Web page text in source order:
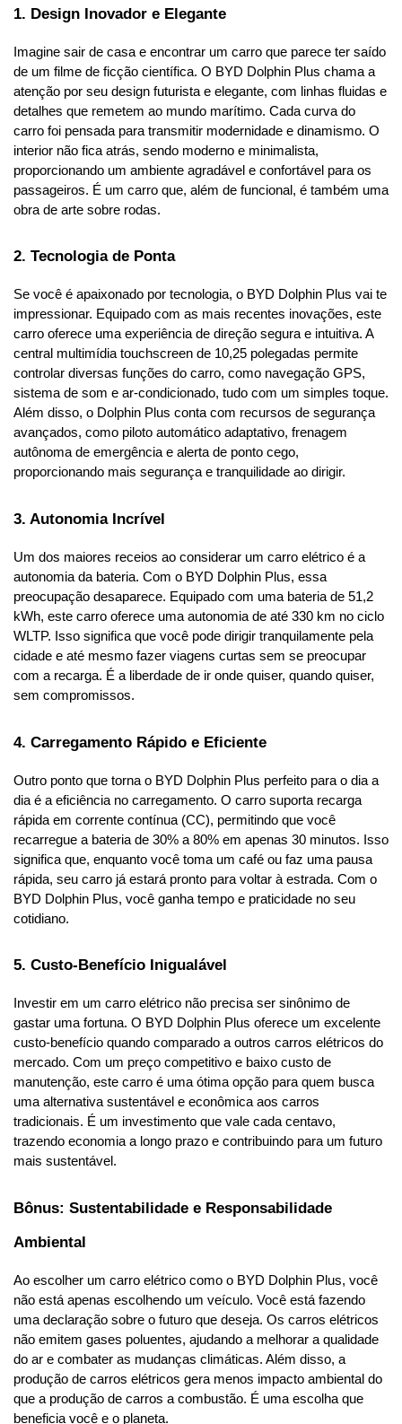
1. Design Inovador e Elegante
Imagine sair de casa e encontrar um carro que parece ter saído
de um filme de ficção científica. O BYD Dolphin Plus chama a
atenção por seu design futurista e elegante, com linhas fluidas e
detalhes que remetem ao mundo marítimo. Cada curva do
carro foi pensada para transmitir modernidade e dinamismo. O
interior não fica atrás, sendo moderno e minimalista,
proporcionando um ambiente agradável e confortável para os
passageiros. É um carro que, além de funcional, é também uma
obra de arte sobre rodas.
2. Tecnologia de Ponta
Se você é apaixonado por tecnologia, o BYD Dolphin Plus vai te
impressionar. Equipado com as mais recentes inovações, este
carro oferece uma experiência de direção segura e intuitiva. A
central multimídia touchscreen de 10,25 polegadas permite
controlar diversas funções do carro, como navegação GPS,
sistema de som e ar-condicionado, tudo com um simples toque.
Além disso, o Dolphin Plus conta com recursos de segurança
avançados, como piloto automático adaptativo, frenagem
autônoma de emergência e alerta de ponto cego,
proporcionando mais segurança e tranquilidade ao dirigir.
3. Autonomia Incrível
Um dos maiores receios ao considerar um carro elétrico é a
autonomia da bateria. Com o BYD Dolphin Plus, essa
preocupação desaparece. Equipado com uma bateria de 51,2
kWh, este carro oferece uma autonomia de até 330 km no ciclo
WLTP. Isso significa que você pode dirigir tranquilamente pela
cidade e até mesmo fazer viagens curtas sem se preocupar
com a recarga. É a liberdade de ir onde quiser, quando quiser,
sem compromissos.
4. Carregamento Rápido e Eficiente
Outro ponto que torna o BYD Dolphin Plus perfeito para o dia a
dia é a eficiência no carregamento. O carro suporta recarga
rápida em corrente contínua (CC), permitindo que você
recarregue a bateria de 30% a 80% em apenas 30 minutos. Isso
significa que, enquanto você toma um café ou faz uma pausa
rápida, seu carro já estará pronto para voltar à estrada. Com o
BYD Dolphin Plus, você ganha tempo e praticidade no seu
cotidiano.
5. Custo-Benefício Inigualável
Investir em um carro elétrico não precisa ser sinônimo de
gastar uma fortuna. O BYD Dolphin Plus oferece um excelente
custo-benefício quando comparado a outros carros elétricos do
mercado. Com um preço competitivo e baixo custo de
manutenção, este carro é uma ótima opção para quem busca
uma alternativa sustentável e econômica aos carros
tradicionais. É um investimento que vale cada centavo,
trazendo economia a longo prazo e contribuindo para um futuro
mais sustentável.
Bônus: Sustentabilidade e Responsabilidade
Ambiental
Ao escolher um carro elétrico como o BYD Dolphin Plus, você
não está apenas escolhendo um veículo. Você está fazendo
uma declaração sobre o futuro que deseja. Os carros elétricos
não emitem gases poluentes, ajudando a melhorar a qualidade
do ar e combater as mudanças climáticas. Além disso, a
produção de carros elétricos gera menos impacto ambiental do
que a produção de carros a combustão. É uma escolha que
beneficia você e o planeta.